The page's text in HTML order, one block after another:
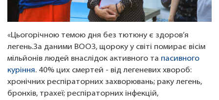
«Цьогорічною темою дня без тютюну є здоров’я
легень.За даними ВООЗ, щороку у світі помирає вісім
мільйонів людей внаслідок активного та пасивного
куріння. 40% цих смертей - від легеневих хвороб:
хронічних респіраторних захворювань; раку легень,
бронхів, трахеї; респіраторних інфекцій,